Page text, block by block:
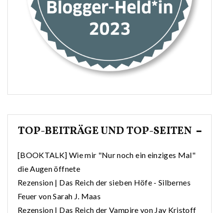
TOP-BEITRÄGE UND TOP-SEITEN
[BOOKTALK] Wie mir "Nur noch ein einziges Mal"
die Augen öffnete
Rezension | Das Reich der sieben Höfe - Silbernes
Feuer von Sarah J. Maas
Rezension | Das Reich der Vampire von Jay Kristoff